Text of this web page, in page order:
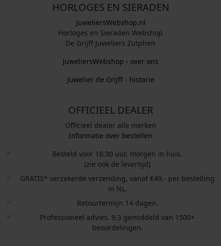
HORLOGES EN SIERADEN
JuweliersWebshop.nl
Horloges en Sieraden Webshop
De Grijff Juweliers Zutphen
JuweliersWebshop - over ons
Juwelier de Grijff - historie
OFFICIEEL DEALER
Officieel dealer alle merken
Informatie over bestellen
Besteld voor 16:30 uur, morgen in huis.
(zie ook de levertijd)
GRATIS* verzekerde verzending, vanaf €49,- per bestelling
in NL.
Retourtermijn 14 dagen.
Professioneel advies. 9.3 gemiddeld van 1500+
beoordelingen.